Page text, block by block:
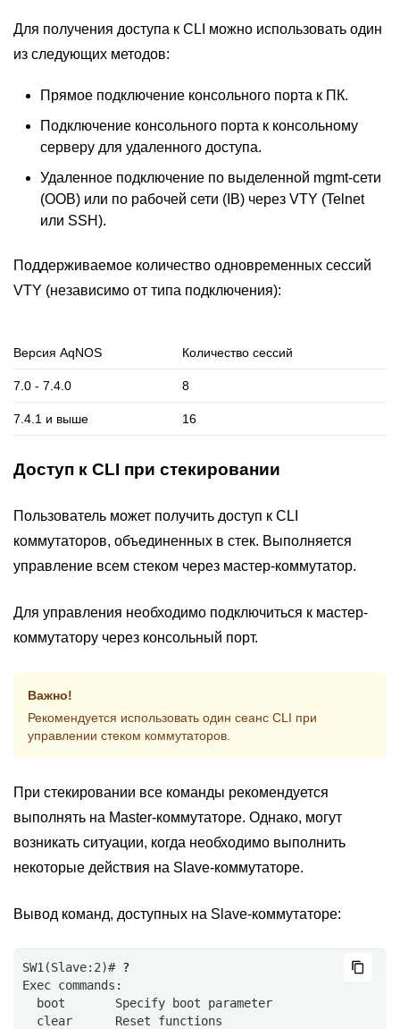
Для получения доступа к CLI можно использовать один
из следующих методов:
Прямое подключение консольного порта к ПК.
Подключение консольного порта к консольному
серверу для удаленного доступа.
Удаленное подключение по выделенной mgmt-сети
(OOB) или по рабочей сети (IB) через VTY (Telnet
или SSH).
Поддерживаемое количество одновременных сессий
VTY (независимо от типа подключения):
Версия AqNOS Количество сессий
7.0 - 7.4.0 8
7.4.1 и выше 16
Доступ к CLI при стекировании
Пользователь может получить доступ к CLI
коммутаторов, объединенных в стек. Выполняется
управление всем стеком через мастер-коммутатор.
Для управления необходимо подключиться к мастер-
коммутатору через консольный порт.
Важно!
Рекомендуется использовать один сеанс CLI при
управлении стеком коммутаторов.
При стекировании все команды рекомендуется
выполнять на Master-коммутаторе. Однако, могут
возникать ситуации, когда необходимо выполнить
некоторые действия на Slave-коммутаторе.
Вывод команд, доступных на Slave-коммутаторе:
SW1(Slave:2)#
Exec commands:
  boot       Specify boot parameter
  clear      Reset functions